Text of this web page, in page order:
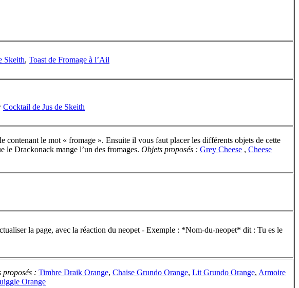
Skeith, Toast de Fromage à l’Ail
Cocktail de Jus de Skeith
contenant le mot « fromage ». Ensuite il vous faut placer les différents objets de cette
le Drackonack mange l’un des fromages. Objets proposés : Grey Cheese , Cheese
la page, avec la réaction du neopet - Exemple : *Nom-du-neopet* dit : Tu es le
proposés : Timbre Draik Orange, Chaise Grundo Orange, Lit Grundo Orange, Armoire
Orange